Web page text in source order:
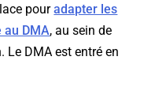
pouradapter les
au DMA, au sein de
Le DMA est entré en